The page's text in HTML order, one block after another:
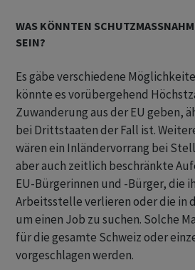
WAS KÖNNTEN
SEIN?
Es gäbe verschiedene
könnte es vorübergehend
Zuwanderung aus der EU geben,
bei Drittstaaten der Fall ist.
wären ein Inländervorrang bei
aber auch zeitlich beschränkte
EU-Bürgerinnen und -Bürger, die
Arbeitsstelle verlieren oder die in
um einen Job zu suchen. Solche
für die gesamte Schweiz oder
vorgeschlagen werden.